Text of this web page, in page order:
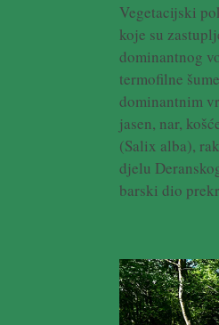
Vegetacijski
koje su
dominantnog
termofilne
dominantnim
jasen, nar,
(Salix alba),
djelu
barski dio